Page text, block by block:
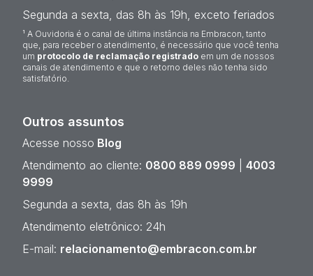
Segunda a sexta, das 8h às 19h, exceto feriados
¹ A Ouvidoria é o canal de última instância na Embracon, tanto
que, para receber o atendimento, é necessário que você tenha
um protocolo de reclamação registrado em um de nossos
canais de atendimento e que o retorno deles não tenha sido
satisfatório.
Outros assuntos
Acesse nosso Blog
Atendimento ao cliente: 0800 889 0999
4003
9999
Segunda a sexta, das 8h às 19h
Atendimento eletrônico: 24h
E-mail: relacionamento@embracon.com.br